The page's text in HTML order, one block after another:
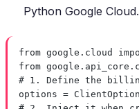
Python Google Cloud.
from google.cloud
from
# 1. Define the
options =